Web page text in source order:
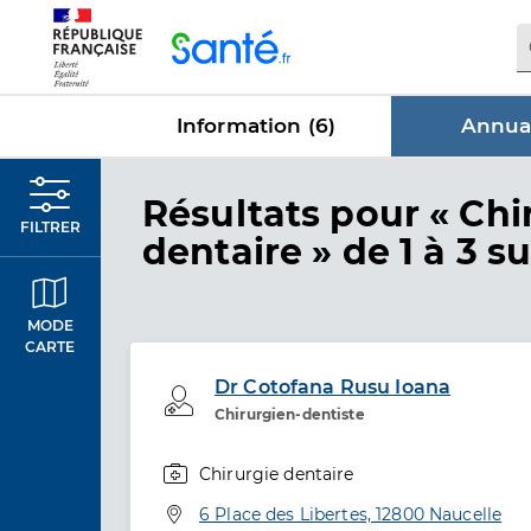
Information (6)
FILTRER
MODE
CARTE
Résultats dans
pour «
dentaire » de 1 à 3
Dr Cotofana Rusu Ioana
Chirurgien-dentiste
Professionel de santé
Chirurgie dentaire
Adresse
6 Place des Libertes, 12800 Naucelle
Panneau de gestion des cookies